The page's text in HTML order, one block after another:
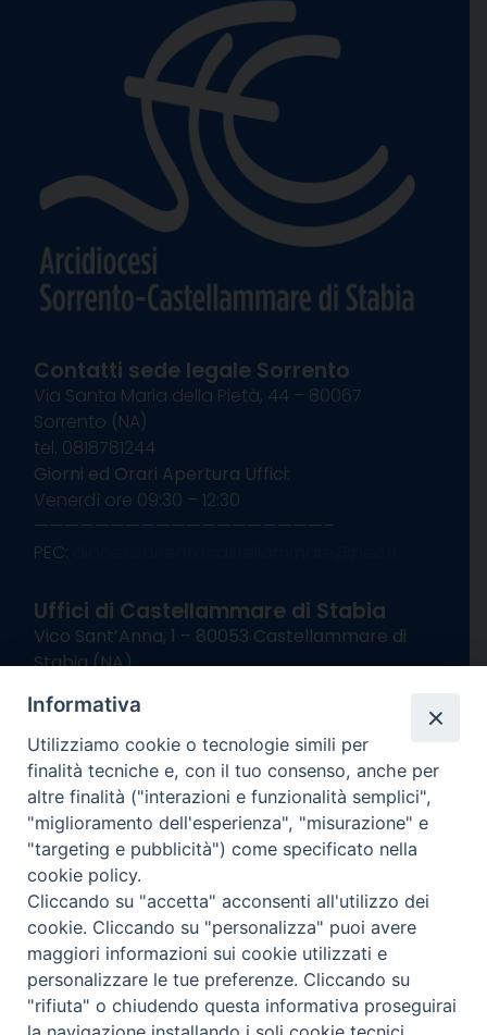
Contatti sede legale Sorrento
Via Santa Maria della Pietà, 44 – 80067
Sorrento (NA)
tel. 0818781244
Giorni ed Orari Apertura Uffici:
Venerdì ore 09:30 – 12:30
———————————————————–
PEC:
Uffici di Castellammare di Stabia
Vico Sant’Anna, 1 – 80053 Castellammare di
Stabia (NA)
Giorni ed Orari Apertura Uffici:
Lunedì e Mercoledì ore 09:00 – 13:00
Uffici Matrimoni:
Lunedì e Mercoledì ore 09:30 – 12:30
seguici su
Channel
Informativa Privacy
COPYRIGHT © 2013-2025
Informativa
Utilizziamo cookie o tecnologie simili per
finalità tecniche e, con il tuo consenso, anche per
altre finalità ("interazioni e funzionalità semplici",
"miglioramento dell'esperienza", "misurazione" e
"targeting e pubblicità") come specificato nella
cookie policy.
Cliccando su "accetta" acconsenti all'utilizzo dei
cookie. Cliccando su "personalizza" puoi avere
maggiori informazioni sui cookie utilizzati e
personalizzare le tue preferenze. Cliccando su
"rifiuta" o chiudendo questa informativa proseguirai